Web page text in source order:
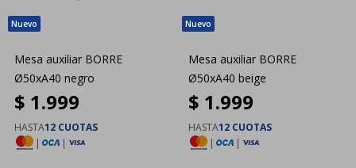
Mesa auxiliar BORRE
Ø50xA40 negro
$ 1.999
HASTA12 CUOTAS
|
|
Mesa auxiliar BORRE
Ø50xA40 beige
$ 1.999
HASTA12 CUOTAS
|
|